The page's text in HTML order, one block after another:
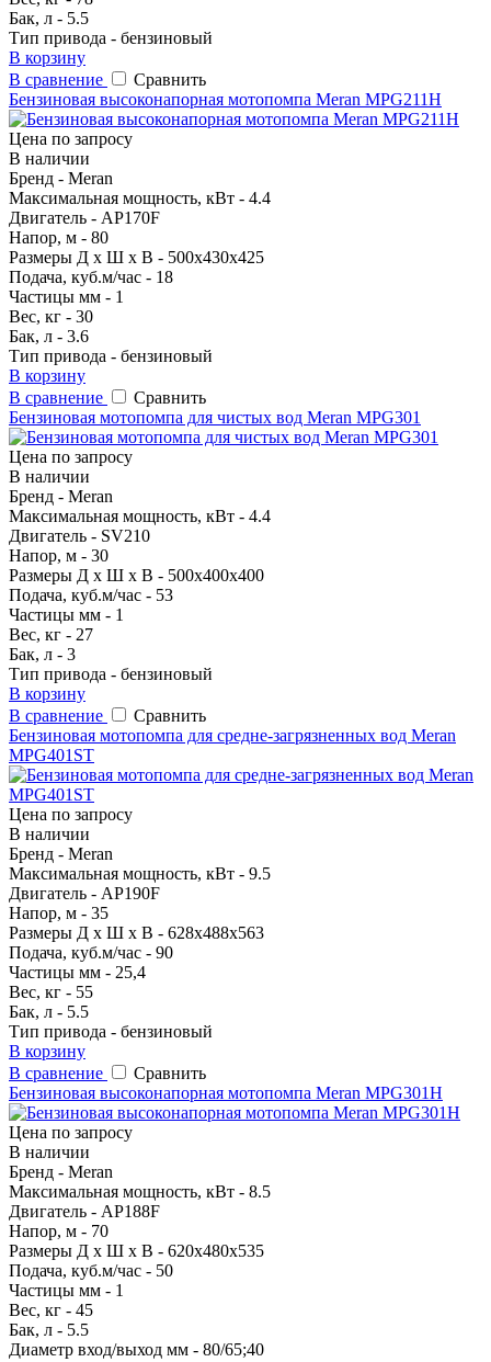
Бак, л - 5.5
Тип привода - бензиновый
В корзину
В сравнение
Сравнить
Бензиновая высоконапорная мотопомпа Meran MPG211H
Цена по запросу
В наличии
Бренд - Meran
Максимальная мощность, кВт - 4.4
Двигатель - AP170F
Напор, м - 80
Размеры Д х Ш х В - 500х430х425
Подача, куб.м/час - 18
Частицы мм - 1
Вес, кг - 30
Бак, л - 3.6
Тип привода - бензиновый
В корзину
В сравнение
Сравнить
Бензиновая мотопомпа для чистых вод Meran MPG301
Цена по запросу
В наличии
Бренд - Meran
Максимальная мощность, кВт - 4.4
Двигатель - SV210
Напор, м - 30
Размеры Д х Ш х В - 500х400х400
Подача, куб.м/час - 53
Частицы мм - 1
Вес, кг - 27
Бак, л - 3
Тип привода - бензиновый
В корзину
В сравнение
Сравнить
Бензиновая мотопомпа для средне-загрязненных вод Meran
MPG401ST
Цена по запросу
В наличии
Бренд - Meran
Максимальная мощность, кВт - 9.5
Двигатель - AP190F
Напор, м - 35
Размеры Д х Ш х В - 628х488х563
Подача, куб.м/час - 90
Частицы мм - 25,4
Вес, кг - 55
Бак, л - 5.5
Тип привода - бензиновый
В корзину
В сравнение
Сравнить
Бензиновая высоконапорная мотопомпа Meran MPG301H
Цена по запросу
В наличии
Бренд - Meran
Максимальная мощность, кВт - 8.5
Двигатель - AP188F
Напор, м - 70
Размеры Д х Ш х В - 620х480х535
Подача, куб.м/час - 50
Частицы мм - 1
Вес, кг - 45
Бак, л - 5.5
Диаметр вход/выход мм - 80/65;40